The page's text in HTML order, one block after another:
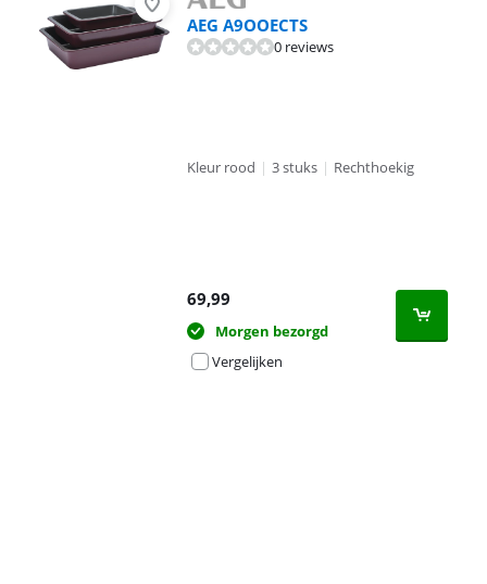
AEG A9OOECTS
0 reviews
Kleur rood | 3 stuks | Rechthoekig
69,99
Morgen bezorgd
Vergelijken